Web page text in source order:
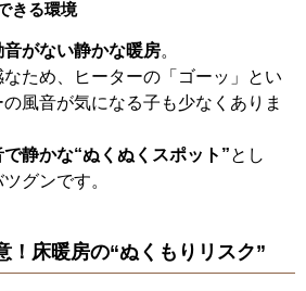
きる環境
音がない静かな暖房。
ため、ヒーターの「ゴーッ」とい
風音が気になる子も少なくありま
で静かな“ぬくぬくスポット”とし
グンです。
！床暖房の“ぬくもりリスク”